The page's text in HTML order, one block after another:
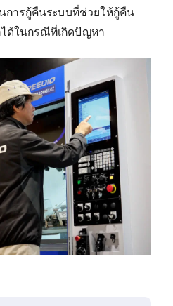
ารกู้คืนระบบที่ช่วยให้กู้คืน
ด้ในกรณีที่เกิดปัญหา